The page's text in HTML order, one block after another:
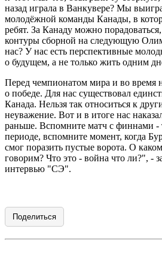
назад играла в Ванкувере? Мы
молодёжной команды Канады, в
ребят. За Канаду можно
контуры сборной на следующую
нас? У нас есть перспективные
о будущем, а не только жить одним
Перед чемпионатом мира и во время
о победе. Для нас существовал
Канада. Нельзя так относиться к
неуважение. Вот и в итоге нас
раньше. Вспомните матч с финнами -
периоде, вспомните момент, когда
смог поразить пустые ворота. О
говорим? Что это - война что ли?", -
интервью "СЭ".
Поделиться